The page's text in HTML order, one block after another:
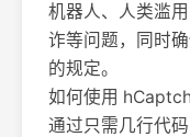
机器人、人类滥
诈等问题，同时
的规定。
如何使用
通过只需几行代